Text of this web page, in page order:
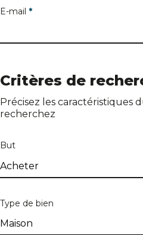
E-mail *
Adresse du bien
Adresse
Numéro
Boîte
Critères de
Précisez les caractéristiques
recherchez
But
Type de bien